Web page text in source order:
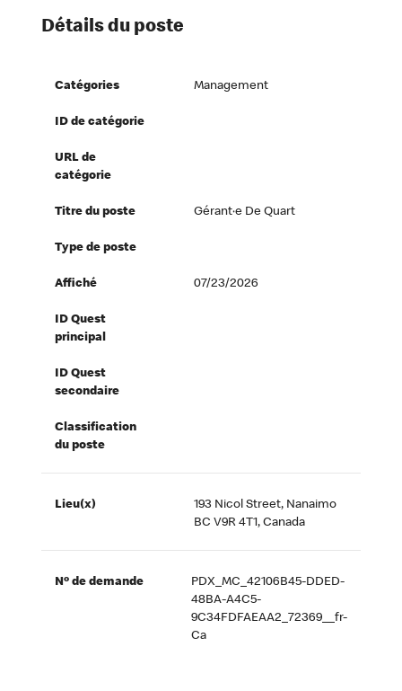
Détails du poste
Catégories Management
ID de catégorie
URL de
catégorie
Titre du poste Gérant·e De Quart
Type de poste
Affiché 07/23/2026
ID Quest
principal
ID Quest
secondaire
Classification
du poste
Lieu(x)
193 Nicol Street, Nanaimo
BC V9R 4T1, Canada
Nº de demande
PDX_MC_42106B45-DDED-
48BA-A4C5-
9C34FDFAEAA2_72369__fr-
Ca